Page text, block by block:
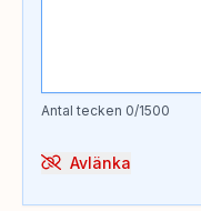
Antal tecken 0/1500
Avlänka